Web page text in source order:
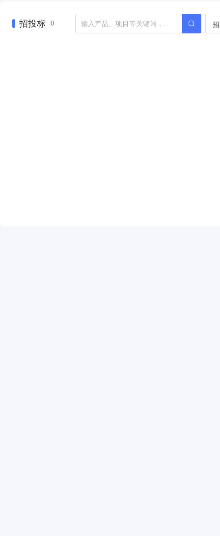
招投标 0